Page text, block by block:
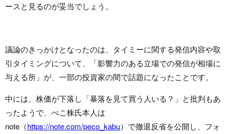
ースと見るのが妥当でしょう。
議論のきっかけとなったのは、タイミーに関する発信内容や取
引タイミングについて、「影響力のある立場での発信が相場に
与える所」が、一部の投資家の間で話題になったことです。
中には、株価が下落し「暴落を見て買う人いる？」と批判もあ
ったようで、ぺこ株氏本人は
note（https://note.com/peco_kabu）で撤退反省を公開し、フォ